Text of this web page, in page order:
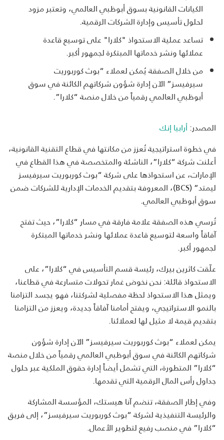
الكيانات القانونية بسوق أبوظبي العالمي، وتعتبر مزود
لحلول تأسيس وإدارة الشركات الرقمية.
تساعد عملية الاستحواذ "كلارا" على توسيع قاعدة
عملائها ونشر خدماتها المبتكرة لجمهور أكبر.
من خلال الصفقة يُمكن لعملاء “بوث كوربوريت
سيرفيسز” الآن إدارة شؤون شركاتهم الكائنة في سوق
أبوظبي العالمي رقمياً من خلال منصة “كلارا”.
المصدر:أرابيا إنك
في خطوة استراتيجية تُعزز من مكانتها في قطاع التقنية القانونية،
أعلنت شركة “كلارا”، الناشئة والمتخصصة في هذا القطاع في
الإمارات، عن استحواذها على شركة “بوث كوربوريت سيرفيسز
ليمتد” (BCS)، المعروفة بتقديم الخدمات الإدارية للشركات ضمن
سوق أبوظبي العالمي.
تُرسي هذه الصفقة علامة فارقة في مسار “كلارا”، حيث تفتح
آفاقاً واسعة لتوسيع قاعدة عملائها ونشر خدماتها المبتكرة
لجمهور أكبر.
علّقت كاثرين بيرك، رئيسة قسم التأسيس في “كلارا”، على
الاستحواذ قائلة:نحن نخوض غمار تحولات متسارعة في قطاعنا،
ويمثل هذا الاستحواذ لحظة مفصلية لشركتنا، فهو يجسد التزامنا
بالنمو الاستراتيجي، ويفتح أمامنا آفاقاً جديدة، ويعزز من التزامنا
بتقديم قيمة لا مثيل لها لعملائنا.
يمكن لعملاء “بوث كوربوريت سيرفيسز” الآن إدارة شؤون
شركاتهم الكائنة في سوق أبوظبي العالمي رقمياً من خلال منصة
“كلارا” المتطورة، التي تشمل أيضاً إدارة حقوق الملكية عبر حلول
جداول رأس المال الرقمية التي تقدمها.
وفي إطار الصفقة، تنضم آنا هيستك، المؤسسة المشاركة
والرئيسة التنفيذية لشركة “بوث كوربوريت سيرفيسز”، إلى فريق
“كلارا” في منصب رفيع لتطوير الأعمال.